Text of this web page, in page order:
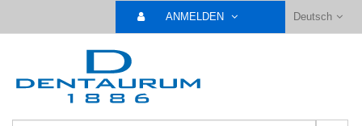
Deutsch
ANMELDEN